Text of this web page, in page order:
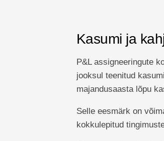
Kasumi ja
P&L assigneeringute
jooksul teenitud
majandusaasta lõpu
Selle eesmärk on
kokkulepitud